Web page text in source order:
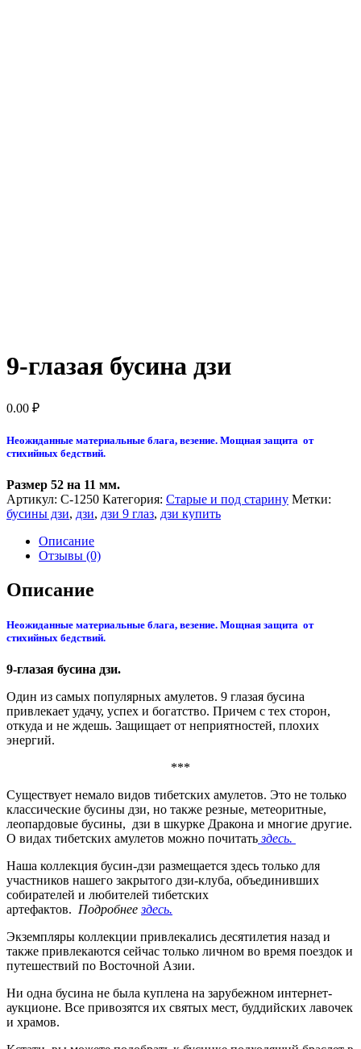
9-глазая бусина дзи
0.00 ₽
Неожиданные материальные блага, везение. Мощная защита от
стихийных бедствий.
Размер 52 на 11 мм.
Артикул: С-1250 Категория: Cтарые и под старину Метки:
бусины дзи, дзи, дзи 9 глаз, дзи купить
Описание
Отзывы (0)
Описание
Неожиданные материальные блага, везение. Мощная защита от
стихийных бедствий.
9-глазая бусина дзи.
Один из самых популярных амулетов. 9 глазая бусина
привлекает удачу, успех и богатство. Причем с тех сторон,
откуда и не ждешь. Защищает от неприятностей, плохих
энергий.
***
Существует немало видов тибетских амулетов. Это не только
классические бусины дзи, но также резные, метеоритные,
леопардовые бусины, дзи в шкурке Дракона и многие другие.
О видах тибетских амулетов можно почитатьздесь.
Наша коллекция бусин-дзи размещается здесь только для
участников нашего закрытого дзи-клуба, объединивших
собирателей и любителей тибетских
артефактов. Подробнеездесь.
Экземпляры коллекции привлекались десятилетия назад и
также привлекаются сейчас только личном во время поездок и
путешествий по Восточной Азии.
Ни одна бусина не была куплена на зарубежном интернет-
аукционе. Все привозятся их святых мест, буддийских лавочек
и храмов.